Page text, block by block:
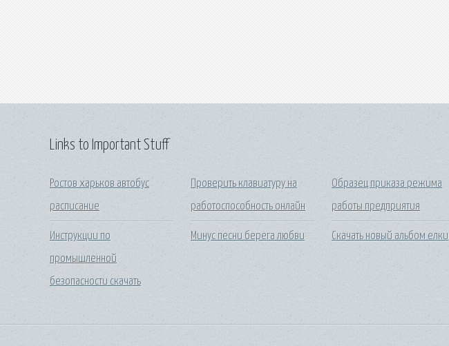
Links to Important Stuff
Ростов харьков автобус
расписание
Инструкции по
промышленной
безопасности скачать
Проверить клавиатуру на
работоспособность онлайн
Минус песни берега любви
Образец приказа режима
работы предприятия
Скачать новый альбом елки